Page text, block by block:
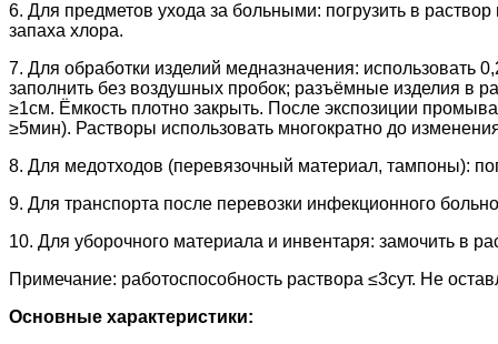
6. Для предметов ухода за больными: погрузить в
запаха хлора.
7. Для обработки изделий медназначения: использовать
заполнить без воздушных пробок; разъёмные изделия в
≥1см. Ёмкость плотно закрыть. После экспозиции
≥5мин). Растворы использовать многократно до
8. Для медотходов (перевязочный материал, тампоны):
9. Для транспорта после перевозки инфекционного
10. Для уборочного материала и инвентаря: замочить в
Примечание: работоспособность раствора ≤3сут. Не
Основные характеристики: